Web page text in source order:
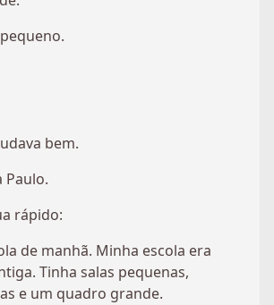
bem.
Paulo.
rápido:
de manhã. Minha escola era
Tinha salas pequenas,
e um quadro grande.